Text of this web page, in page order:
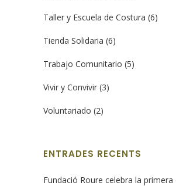
Taller y Escuela de Costura (6)
Tienda Solidaria (6)
Trabajo Comunitario (5)
Vivir y Convivir (3)
Voluntariado (2)
ENTRADES RECENTS
Fundació Roure celebra la primera